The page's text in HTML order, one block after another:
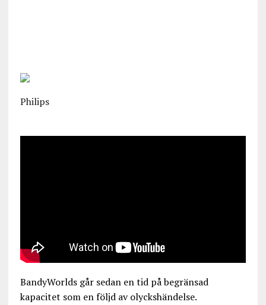
Philips
BandyWorlds går sedan en tid på begränsad
kapacitet som en följd av olyckshändelse.